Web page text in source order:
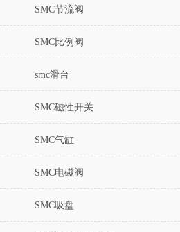
SMC节流阀
SMC比例阀
smc滑台
SMC磁性开关
SMC气缸
SMC电磁阀
SMC吸盘